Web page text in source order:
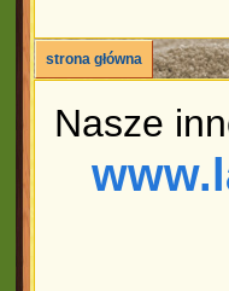
strona główna
Nasze